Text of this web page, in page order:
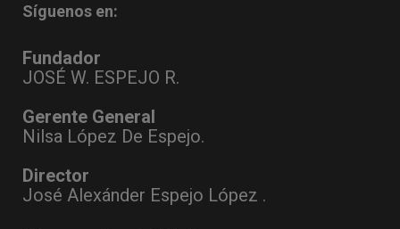
Síguenos en:
Fundador
JOSÉ W. ESPEJO R.
Gerente General
Nilsa López De Espejo.
Director
José Alexánder Espejo López .